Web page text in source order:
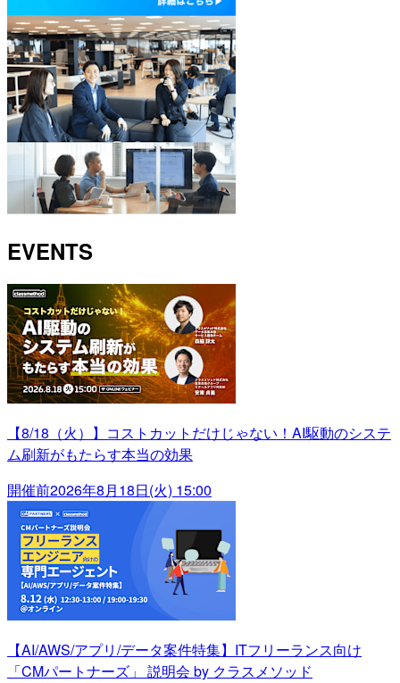
EVENTS
【8/18（火）】コストカットだけじゃない！AI駆動のシステ
ム刷新がもたらす本当の効果
開催前2026年8月18日(火) 15:00
【AI/AWS/アプリ/データ案件特集】ITフリーランス向け
「CMパートナーズ」 説明会 by クラスメソッド